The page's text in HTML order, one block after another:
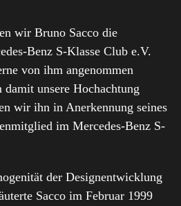
wir Bruno Sacco die
Benz S-Klasse Club e.V.
von ihm angenommen
unsere Hochachtung
wir ihn in Anerkennung seines
im Mercedes-Benz S-
der Designentwicklung
Sacco im Februar 1999